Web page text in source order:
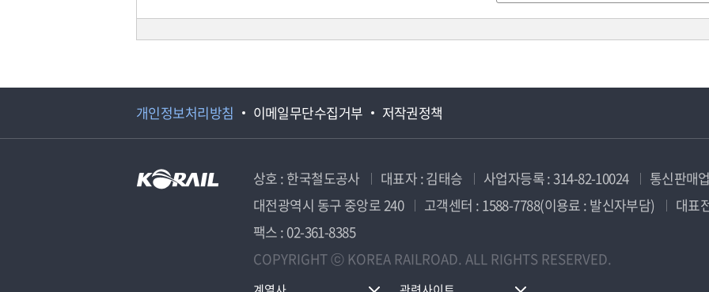
개인정보처리방침 이메일무단수집거부 저작권정책
상호 : 한국철도공사 대표자 : 김태승 사업자등록 : 314-82-10024
통신판매
대전광역시 동구 중앙로 240
고객센터 : 1588-7788(이용료 : 발신자부담)
대표
팩스 : 02-361-8385
COPYRIGHT ⓒ KOREA RAILROAD. ALL RIGHTS RESERVED.